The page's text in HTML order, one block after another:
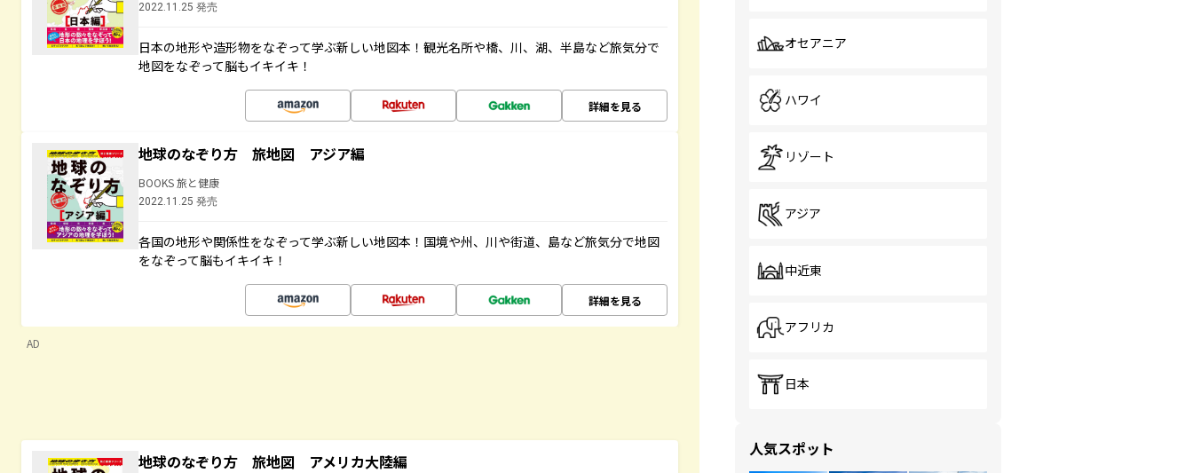
2022.11.25 発売
日本の地形や造形物をなぞって学ぶ新しい地図本！観光名所や橋、川、湖、半島など旅気分で
地図をなぞって脳もイキイキ！
詳細を見る
地球のなぞり方 旅地図 アジア編
BOOKS 旅と健康
2022.11.25 発売
各国の地形や関係性をなぞって学ぶ新しい地図本！国境や州、川や街道、島など旅気分で地図
をなぞって脳もイキイキ！
詳細を見る
AD
地球のなぞり方 旅地図 アメリカ大陸編
オセアニア
ハワイ
リゾート
アジア
中近東
アフリカ
日本
人気スポット